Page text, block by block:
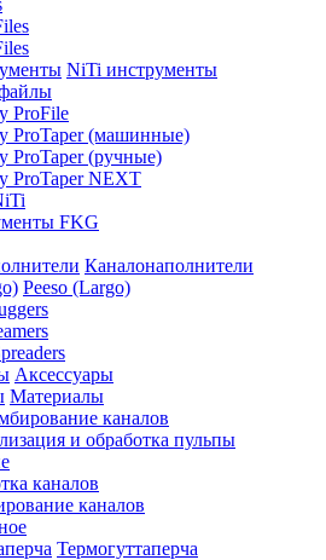
NiTi инструменты
ProFile
ProTaper (машинные)
ProTaper (ручные)
ProTaper NEXT
FKG
Каналонаполнители
Peeso (Largo)
Аксессуары
Материалы
каналов
и обработка пульпы
каналов
каналов
Термогуттаперча